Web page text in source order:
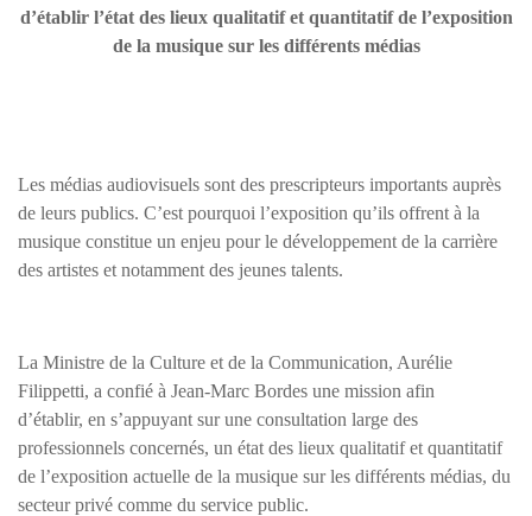
d’établir l’état des lieux qualitatif et quantitatif de l’exposition
de la musique sur les différents médias
Les médias audiovisuels sont des prescripteurs importants auprès
de leurs publics. C’est pourquoi l’exposition qu’ils offrent à la
musique constitue un enjeu pour le développement de la carrière
des artistes et notamment des jeunes talents.
La Ministre de la Culture et de la Communication, Aurélie
Filippetti, a confié à Jean-Marc Bordes une mission afin
d’établir, en s’appuyant sur une consultation large des
professionnels concernés, un état des lieux qualitatif et quantitatif
de l’exposition actuelle de la musique sur les différents médias, du
secteur privé comme du service public.